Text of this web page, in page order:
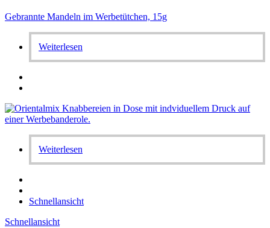
Gebrannte Mandeln im Werbetütchen, 15g
Weiterlesen
Weiterlesen
Schnellansicht
Schnellansicht